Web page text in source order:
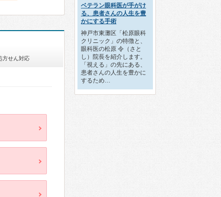
方せん対応
ベテラン眼科医が手がけ
る、患者さんの人生を豊
かにする手術
神戸市東灘区「松原眼科
クリニック」の特徴と、
眼科医の松原 令（さと
し）院長を紹介します。
「視える」の先にある、
患者さんの人生を豊かに
するため…